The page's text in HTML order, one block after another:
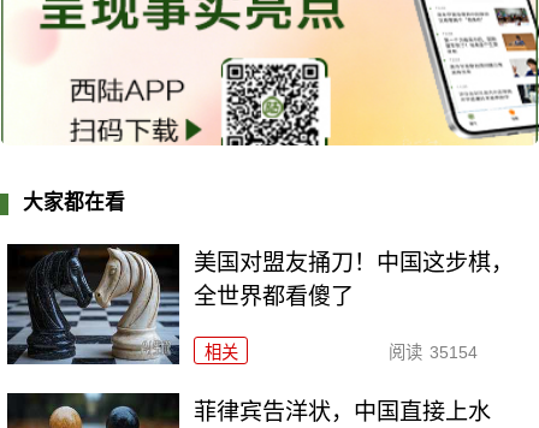
大家都在看
美国对盟友捅刀！中国这步棋，
全世界都看傻了
相关 阅读 35154
菲律宾告洋状，中国直接上水